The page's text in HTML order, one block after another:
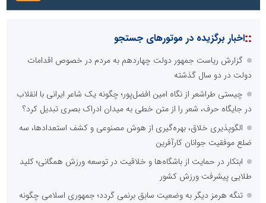
::اخبار برگزیده در موتورهای جستجو
گزارش ریاست جمهور دولت چهاردهم به مردم در خصوص اقدامات
دولت در دو سال گذشته
چیستی طراشعر از نگاه امین افضل‌پور؛ چگونه یک شاعر ایرانی با انقلاب
در جایگاه حرف، شعر را از متن خطی به میدان ادراک بصری تبدیل کرد؟
الگوپذیری خلاق، بهره‌گیری از هوش مصنوعی و کشف استعدادها، سه
ضلع موفقیت جوانان کارآفرین
ابتکار در حمایت از باشگاه‌ها و خلاقیت در توسعه ورزش همگانی؛ کلید
طلایی پیشرفت ورزش کشور
تنگه هرمز دیگر به وضعیت سابق برنمی گردد؛ جمهوری اسلامی چگونه